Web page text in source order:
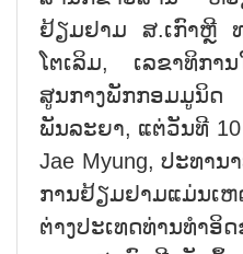
ຢ້ຽມຢາມ ສ.ເກົາຫຼີ
ໂຕເລິມ, ເລຂາທິກາ
ສູນກາງພັກກອມມູ
ພັນລະຍາ, ແຕ່ວັນທີ
Jae Myung, ປະທາ
ການຢ້ຽມຢາມແມ່ນເ
ຕ່າງປະເທດທ່ານທຳອິ